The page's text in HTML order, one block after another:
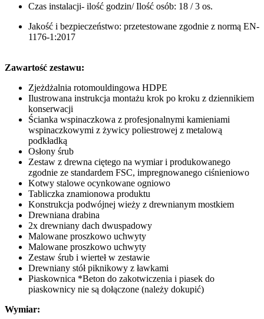
Czas instalacji- ilość godzin/ Ilość osób: 18 / 3 os.
Jakość i bezpieczeństwo: przetestowane zgodnie z normą EN-
1176-1:2017
Zawartość zestawu:
Zjeżdżalnia rotomouldingowa HDPE
Ilustrowana instrukcja montażu krok po kroku z dziennikiem
konserwacji
Ścianka wspinaczkowa z profesjonalnymi kamieniami
wspinaczkowymi z żywicy poliestrowej z metalową
podkładką
Osłony śrub
Zestaw z drewna ciętego na wymiar i produkowanego
zgodnie ze standardem FSC, impregnowanego ciśnieniowo
Kotwy stalowe ocynkowane ogniowo
Tabliczka znamionowa produktu
Konstrukcja podwójnej wieży z drewnianym mostkiem
Drewniana drabina
2x drewniany dach dwuspadowy
Malowane proszkowo uchwyty
Malowane proszkowo uchwyty
Zestaw śrub i wierteł w zestawie
Drewniany stół piknikowy z ławkami
Piaskownica *Beton do zakotwiczenia i piasek do
piaskownicy nie są dołączone (należy dokupić)
Wymiar: